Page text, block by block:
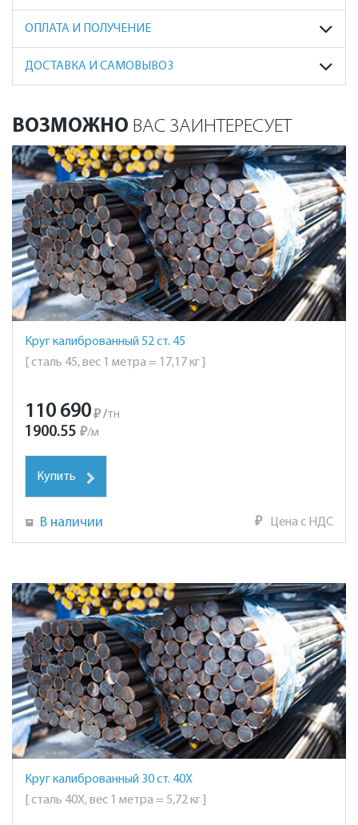
ОПЛАТА И ПОЛУЧЕНИЕ
ДОСТАВКА И САМОВЫВОЗ
ВОЗМОЖНО ВАС ЗАИНТЕРЕСУЕТ
Круг калиброванный 52 ст. 45
[ сталь 45, вес 1 метра = 17,17 кг ]
110 690₽ /тн
1900.55 ₽/м
Купить
В наличии ₽ Цена с НДС
Круг калиброванный 30 ст. 40Х
[ сталь 40Х, вес 1 метра = 5,72 кг ]